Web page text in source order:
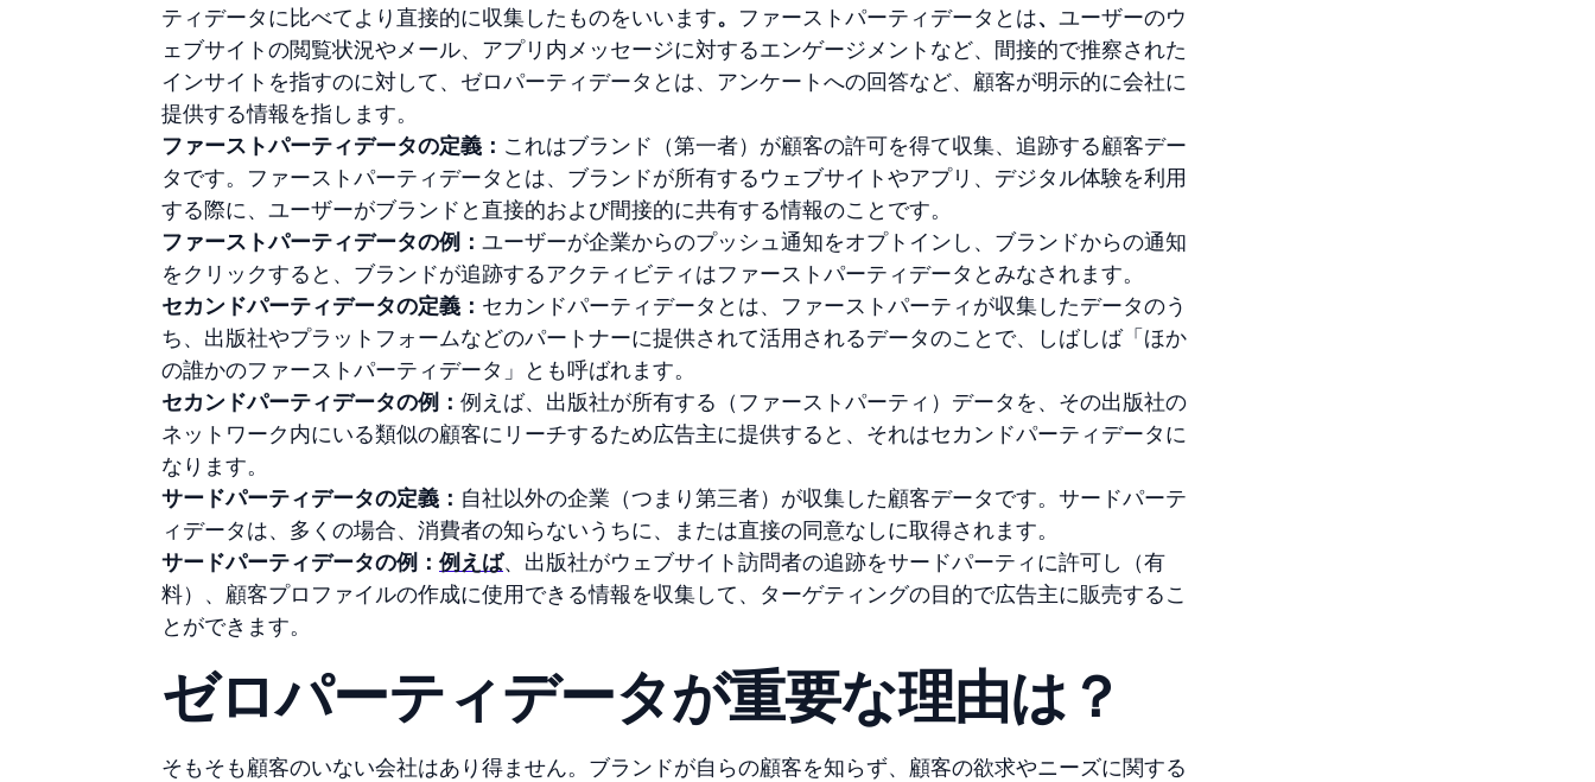
ティデータに比べてより直接的に収集したものをいいます。 ファーストパーティデータとは、 ユーザーのウ
ェブサイトの閲覧状況やメール、アプリ内メッセージに対するエンゲージメントなど、間接的で推察された
インサイトを指すのに対して、ゼロパーティデータとは、アンケートへの回答など、顧客が明示的に会社に
提供する情報を指します。
ファーストパーティデータの定義： これはブランド（第一者）が顧客の許可を得て収集、追跡する顧客デー
タです。ファーストパーティデータとは、ブランドが所有するウェブサイトやアプリ、デジタル体験を利用
する際に、ユーザーがブランドと直接的および間接的に共有する情報のことです。
ファーストパーティデータの例： ユーザーが企業からのプッシュ通知をオプトインし、ブランドからの通知
をクリックすると、ブランドが追跡するアクティビティはファーストパーティデータとみなされます。
セカンドパーティデータの定義： セカンドパーティデータとは、ファーストパーティが収集したデータのう
ち、出版社やプラットフォームなどのパートナーに提供されて活用されるデータのことで、しばしば「ほか
の誰かのファーストパーティデータ」とも呼ばれます。
セカンドパーティデータの例： 例えば、出版社が所有する（ファーストパーティ）データを、その出版社の
ネットワーク内にいる類似の顧客にリーチするため広告主に提供すると、それはセカンドパーティデータに
なります。
サードパーティデータの定義： 自社以外の企業（つまり第三者）が収集した顧客データです。サードパーテ
ィデータは、多くの場合、消費者の知らないうちに、または直接の同意なしに取得されます。
サードパーティデータの例： 例えば、出版社がウェブサイト訪問者の追跡をサードパーティに許可し（有
料）、顧客プロファイルの作成に使用できる情報を収集して、ターゲティングの目的で広告主に販売するこ
とができます。
ゼロパーティデータが重要な理由は？
そもそも顧客のいない会社はあり得ません。ブランドが自らの顧客を知らず、顧客の欲求やニーズに関する